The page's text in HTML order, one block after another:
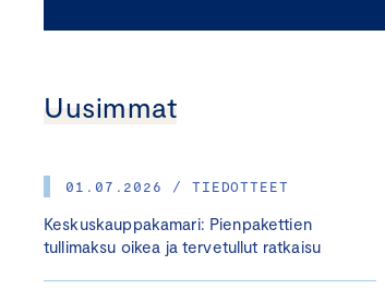
Uusimmat
01.07.2026 / TIEDOTTEET
Keskuskauppakamari: Pienpakettien
tullimaksu oikea ja tervetullut ratkaisu